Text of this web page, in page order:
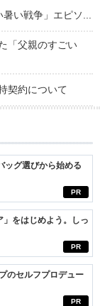
い戦争」エピソ...
「父親のすごい
契約について
PR
ッグ選びから始める
PR
をはじめよう。しっ
PR
のセルフプロデュー